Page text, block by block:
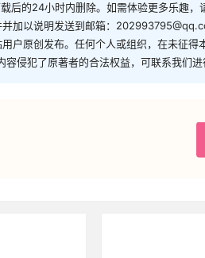
后的24小时内删除。如需体验更多乐趣，
加以说明发送到邮箱：
户原创发布。任何个人或组织，在未征
侵犯了原著者的合法权益，可联系我们进